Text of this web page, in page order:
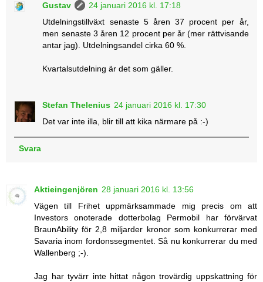
Gustav
24 januari 2016 kl. 17:18
Utdelningstillväxt senaste 5 åren 37 procent per år,
men senaste 3 åren 12 procent per år (mer rättvisande
antar jag). Utdelningsandel cirka 60 %.
Kvartalsutdelning är det som gäller.
Stefan Thelenius 24 januari 2016 kl. 17:30
Det var inte illa, blir till att kika närmare på :-)
Svara
Aktieingenjören 28 januari 2016 kl. 13:56
Vägen till Frihet uppmärksammade mig precis om att
Investors onoterade dotterbolag Permobil har förvärvat
BraunAbility för 2,8 miljarder kronor som konkurrerar med
Savaria inom fordonssegmentet. Så nu konkurrerar du med
Wallenberg ;-).
Jag har tyvärr inte hittat någon trovärdig uppskattning för